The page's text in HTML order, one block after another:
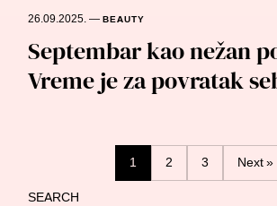
26.09.2025.—BEAUTY
Septembar kao nežan
Vreme je za povratak
1 2 3 Next »
Search